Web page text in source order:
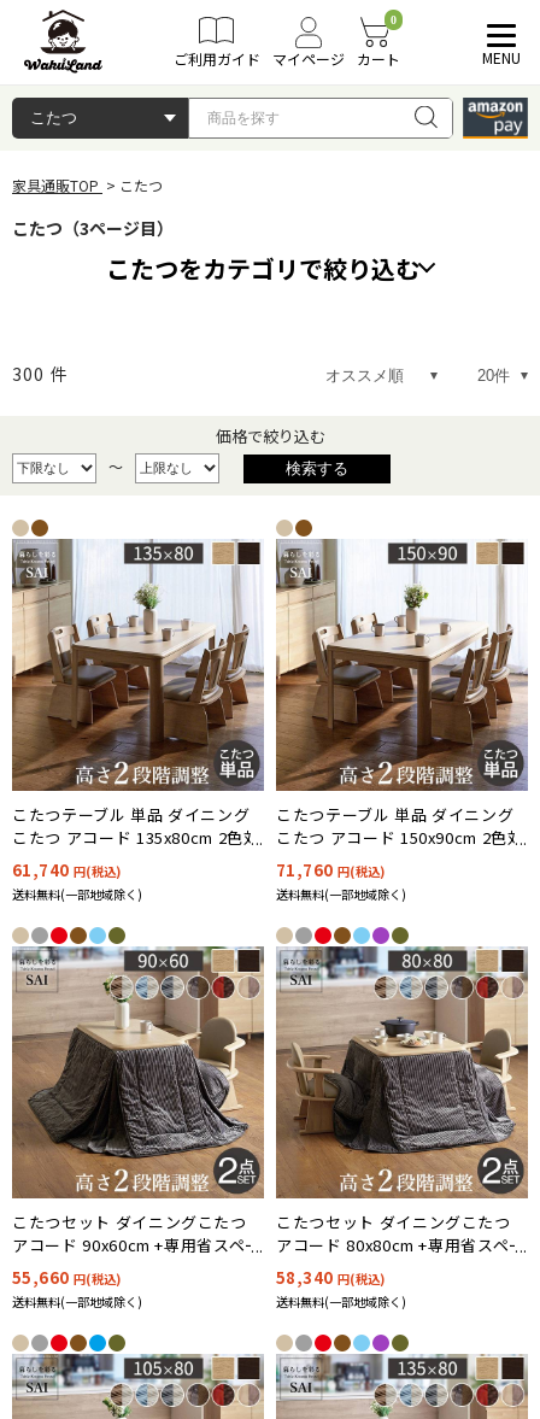
ご利用ガイド マイページ
0
カート MENU
家具通販TOP こたつ
こたつ（3ページ目）
こたつをカテゴリで絞り込む
300 件
価格で絞り込む
～
こたつテーブル 単品 ダイニング
こたつ アコード 135x80cm 2色対
応
61,740 円(税込)
送料無料(一部地域除く)
こたつテーブル 単品 ダイニング
こたつ アコード 150x90cm 2色対
応
71,760 円(税込)
送料無料(一部地域除く)
こたつセット ダイニングこたつ
アコード 90x60cm +専用省スペー
ス布団2点セット 3色対応 ハイタ
イプ 12色対応
55,660 円(税込)
送料無料(一部地域除く)
こたつセット ダイニングこたつ
アコード 80x80cm +専用省スペー
ス布団2点セット ハイタイプ 12色
対応
58,340 円(税込)
送料無料(一部地域除く)